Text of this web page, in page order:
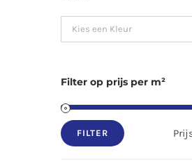
Filter op prijs per m²
Min.
Max.
FILTER